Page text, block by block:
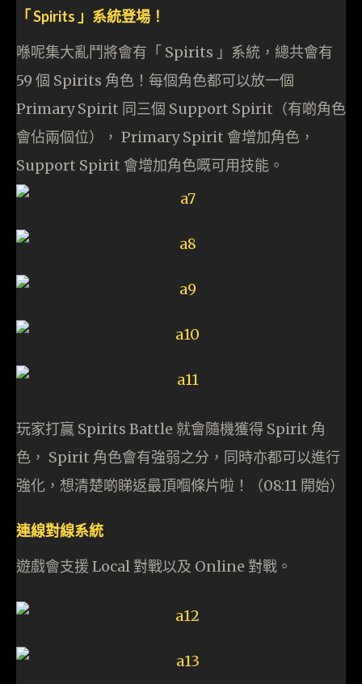
「 Spirits 」系統登場！
喺呢集大亂鬥將會有「 Spirits 」系統，總共會有
59 個 Spirits 角色！每個角色都可以放一個
Primary Spirit 同三個 Support Spirit（有啲角色
會佔兩個位）， Primary Spirit 會增加角色，
Support Spirit 會增加角色嘅可用技能。
玩家打贏 Spirits Battle 就會隨機獲得 Spirit 角
色， Spirit 角色會有強弱之分，同時亦都可以進行
強化，想清楚啲睇返最頂嗰條片啦！（08:11 開始）
連線對線系統
遊戲會支援 Local 對戰以及 Online 對戰。